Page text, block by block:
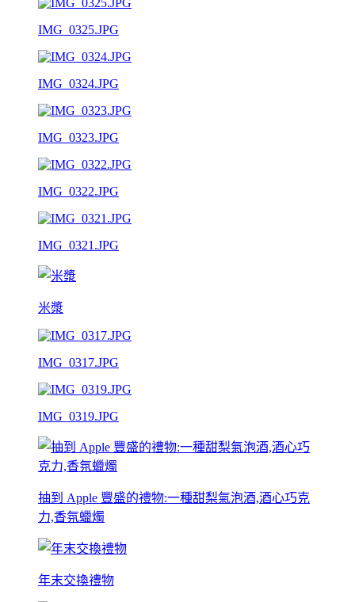
IMG_0325.JPG
IMG_0324.JPG
IMG_0323.JPG
IMG_0322.JPG
IMG_0321.JPG
米漿
IMG_0317.JPG
IMG_0319.JPG
抽到 Apple 豐盛的禮物:一種甜梨氣泡酒,酒心巧克
力,香氛蠟燭
年末交換禮物